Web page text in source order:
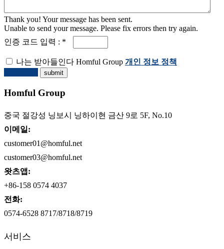
Thank you! Your message has been sent.
Unable to send your message. Please fix errors then try again.
인증 코드 입력 : *
나는 받아들인다 Homful Group 개인 정보 정책
Homful Group
중국 절강성 닝보시 닝하이현 금산 9로 5F, No.10
이메일:
customer01@homful.net
customer03@homful.net
왓츠앱:
+86-158 0574 4037
전화:
0574-6528 8717/8718/8719
서비스